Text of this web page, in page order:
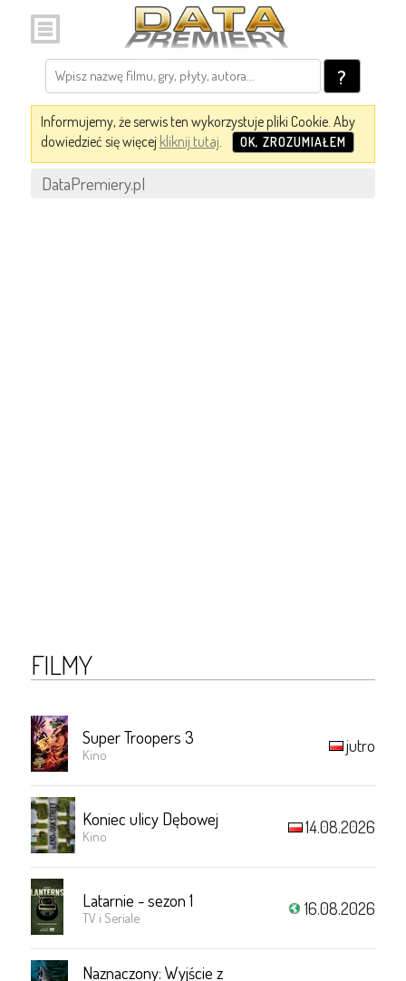
?
Informujemy, że serwis ten wykorzystuje pliki Cookie. Aby
dowiedzieć się więcej kliknij tutaj. OK, ZROZUMIAŁEM
DataPremiery.pl
FILMY
Super Troopers 3
Kino jutro
Koniec ulicy Dębowej
Kino 14.08.2026
Latarnie - sezon 1
TV i Seriale 16.08.2026
Naznaczony: Wyjście z